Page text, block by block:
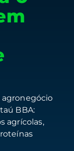
agronegócio
BBA:
agrícolas,